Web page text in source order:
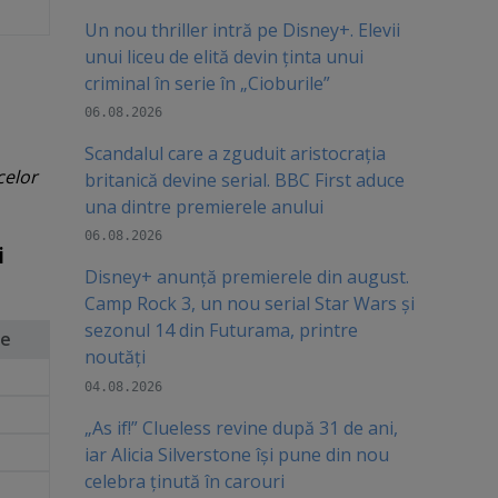
Un nou thriller intră pe Disney+. Elevii
unui liceu de elită devin ținta unui
criminal în serie în „Cioburile”
06.08.2026
Scandalul care a zguduit aristocrația
britanică devine serial. BBC First aduce
una dintre premierele anului
06.08.2026
Disney+ anunță premierele din august.
Camp Rock 3, un nou serial Star Wars și
sezonul 14 din Futurama, printre
noutăți
04.08.2026
„As if!” Clueless revine după 31 de ani,
iar Alicia Silverstone își pune din nou
celebra ținută în carouri